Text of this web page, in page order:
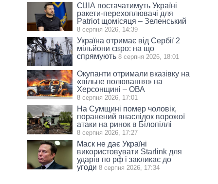
США постачатимуть Україні
ракети-перехоплювачі для
Patriot щомісяця – Зеленський
8 серпня 2026, 14:39
Україна отримає від Сербії 2
мільйони євро: на що
спрямують 8 серпня 2026, 18:01
Окупанти отримали вказівку на
«вільне полювання» на
Херсонщині – ОВА
8 серпня 2026, 17:01
На Сумщині помер чоловік,
поранений внаслідок ворожої
атаки на ринок в Білопіллі
8 серпня 2026, 17:27
Маск не дає Україні
використовувати Starlink для
ударів по рф і закликає до
угоди 8 серпня 2026, 17:34